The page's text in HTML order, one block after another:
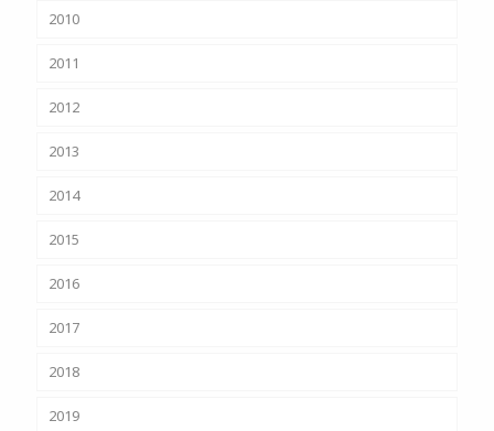
2010
2011
2012
2013
2014
2015
2016
2017
2018
2019